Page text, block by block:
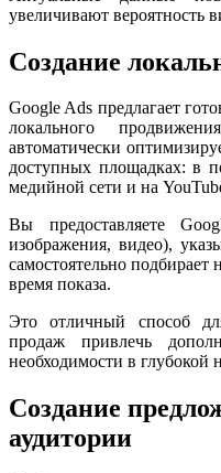
увеличивают вероятность
Создание
Google Ads предлагает
локального
автоматически
доступных площадках: в
медийной сети и на
Вы предоставляете
изображения, видео),
самостоятельно
время показа.
Это отличный способ
продаж привлечь
необходимости в глубокой
Создание
аудитории